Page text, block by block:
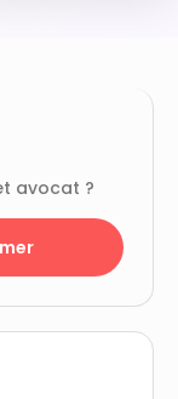
avocat ?